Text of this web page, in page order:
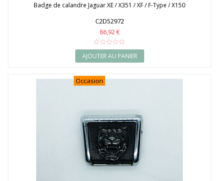
Badge de calandre Jaguar XE / X351 / XF / F-Type / X150
C2D52972
86,92 €
AJOUTER AU PANIER
Occasion